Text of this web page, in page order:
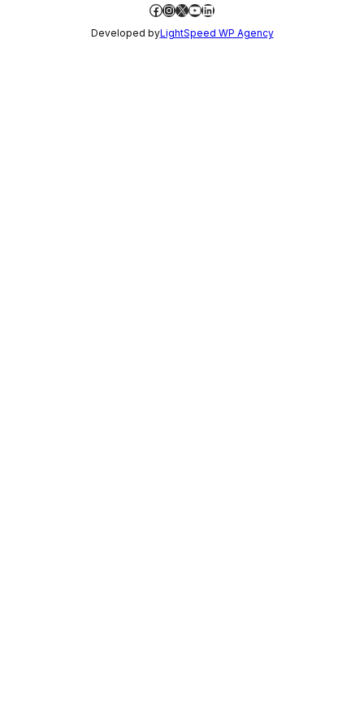
Facebook
Instagram
X YouTube
LinkedIn
Developed byLightSpeed WP Agency